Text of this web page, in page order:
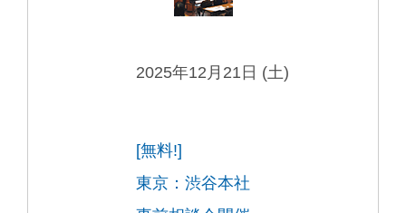
2025年12月21日 (土)
[無料!]
東京：渋谷本社